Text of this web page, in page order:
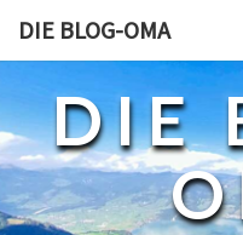
DIE BLOG-OMA
DIE